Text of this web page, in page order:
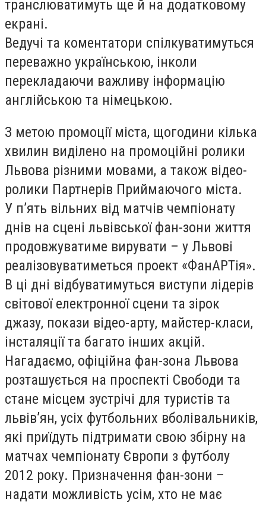
транслюватимуть ще й на додатковому
екрані.
Ведучі та коментатори спілкуватимуться
переважно українською, інколи
перекладаючи важливу інформацію
англійською та німецькою.
З метою промоції міста, щогодини кілька
хвилин виділено на промоційні ролики
Львова різними мовами, а також відео-
ролики Партнерів Приймаючого міста.
У п’ять вільних від матчів чемпіонату
днів на сцені львівської фан-зони життя
продовжуватиме вирувати – у Львові
реалізовуватиметься проект «ФанАРТія».
В ці дні відбуватимуться виступи лідерів
світової електронної сцени та зірок
джазу, покази відео-арту, майстер-класи,
інсталяції та багато інших акцій.
Нагадаємо, офіційна фан-зона Львова
розташується на проспекті Свободи та
стане місцем зустрічі для туристів та
львів’ян, усіх футбольних вболівальників,
які приїдуть підтримати свою збірну на
матчах чемпіонату Європи з футболу
2012 року. Призначення фан-зони –
надати можливість усім, хто не має